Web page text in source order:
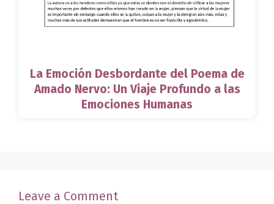
La Emoción Desbordante del Poema de
Amado Nervo: Un Viaje Profundo a las
Emociones Humanas
Leave a Comment